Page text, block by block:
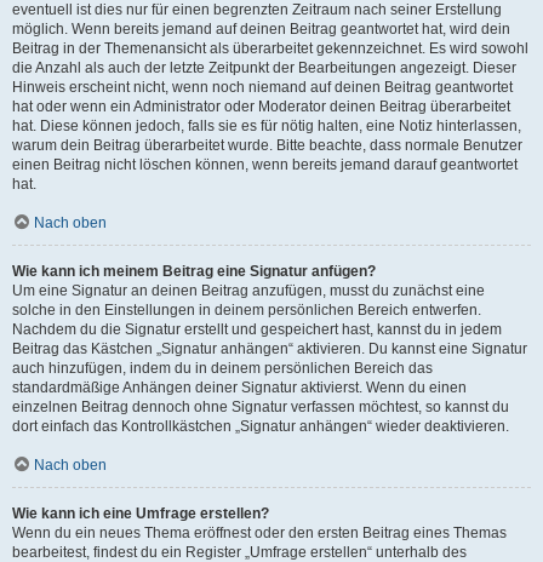
eventuell ist dies nur für einen begrenzten Zeitraum nach seiner Erstellung
möglich. Wenn bereits jemand auf deinen Beitrag geantwortet hat, wird dein
Beitrag in der Themenansicht als überarbeitet gekennzeichnet. Es wird sowohl
die Anzahl als auch der letzte Zeitpunkt der Bearbeitungen angezeigt. Dieser
Hinweis erscheint nicht, wenn noch niemand auf deinen Beitrag geantwortet
hat oder wenn ein Administrator oder Moderator deinen Beitrag überarbeitet
hat. Diese können jedoch, falls sie es für nötig halten, eine Notiz hinterlassen,
warum dein Beitrag überarbeitet wurde. Bitte beachte, dass normale Benutzer
einen Beitrag nicht löschen können, wenn bereits jemand darauf geantwortet
hat.
Nach oben
Wie kann ich meinem Beitrag eine Signatur anfügen?
Um eine Signatur an deinen Beitrag anzufügen, musst du zunächst eine
solche in den Einstellungen in deinem persönlichen Bereich entwerfen.
Nachdem du die Signatur erstellt und gespeichert hast, kannst du in jedem
Beitrag das Kästchen „Signatur anhängen“ aktivieren. Du kannst eine Signatur
auch hinzufügen, indem du in deinem persönlichen Bereich das
standardmäßige Anhängen deiner Signatur aktivierst. Wenn du einen
einzelnen Beitrag dennoch ohne Signatur verfassen möchtest, so kannst du
dort einfach das Kontrollkästchen „Signatur anhängen“ wieder deaktivieren.
Nach oben
Wie kann ich eine Umfrage erstellen?
Wenn du ein neues Thema eröffnest oder den ersten Beitrag eines Themas
bearbeitest, findest du ein Register „Umfrage erstellen“ unterhalb des